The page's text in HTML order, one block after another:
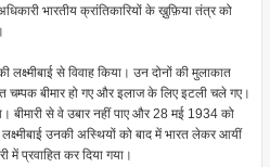
भारतीय क्रांतिकारियों के ख़ुफ़िया तंत्र को
से विवाह किया। उन दोनों की मुलाकात
चम्पक बीमार हो गए और इलाज के लिए इटली चले गए।
बीमारी से वे उबार नहीं पाए और 28 मई 1934 को
उनकी अस्थियों को बाद में भारत लेकर आयीं
में प्रवाहित कर दिया गया।